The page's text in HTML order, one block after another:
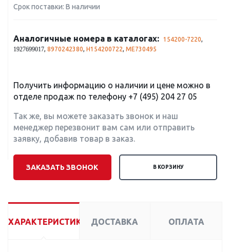
Срок поставки: В наличии
Аналогичные номера в каталогах: 154200-7220,
1927699017, 8970242380, H154200722, ME730495
Получить информацию о наличии и цене можно в
отделе продаж по телефону +7 (495) 204 27 05
Так же, вы можете заказать звонок и наш
менеджер перезвонит вам сам или отправить
заявку, добавив товар в заказ.
ЗАКАЗАТЬ ЗВОНОК В КОРЗИНУ
ХАРАКТЕРИСТИКИ ДОСТАВКА ОПЛАТА